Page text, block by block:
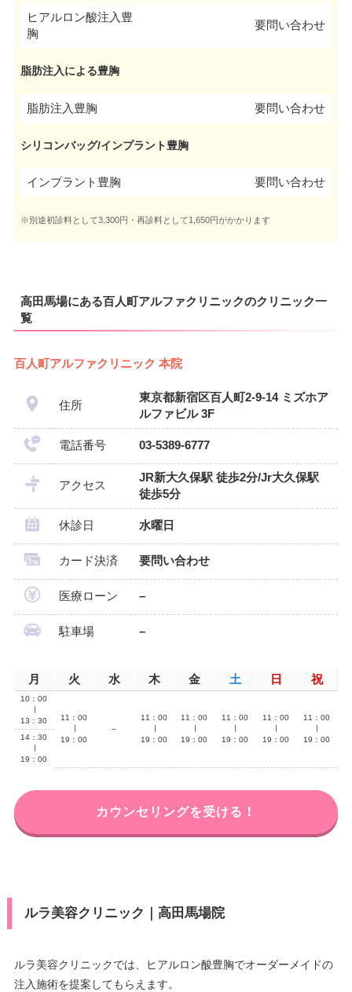
ヒアルロン酸注入豊
胸
要問い合わせ
脂肪注入による豊胸
脂肪注入豊胸 要問い合わせ
シリコンバッグ/インプラント豊胸
インプラント豊胸 要問い合わせ
※別途初診料として3,300円・再診料として1,650円がかかります
高田馬場にある百人町アルファクリニックのクリニック一
覧
百人町アルファクリニック 本院
住所
東京都新宿区百人町2-9-14 ミズホア
ルファビル 3F
電話番号 03-5389-6777
アクセス
JR新大久保駅 徒歩2分/Jr大久保駅
徒歩5分
休診日 水曜日
カード決済 要問い合わせ
医療ローン –
駐車場 –
月 火 水 木 金 土 日 祝
10：00
13：30
11：00
19：00
–
11：00
19：00
11：00
19：00
11：00
19：00
11：00
19：00
11：00
19：00
14：30
19：00
カウンセリングを受ける！
ルラ美容クリニック｜高田馬場院
ルラ美容クリニックでは、ヒアルロン酸豊胸でオーダーメイドの
注入施術を提案してもらえます。